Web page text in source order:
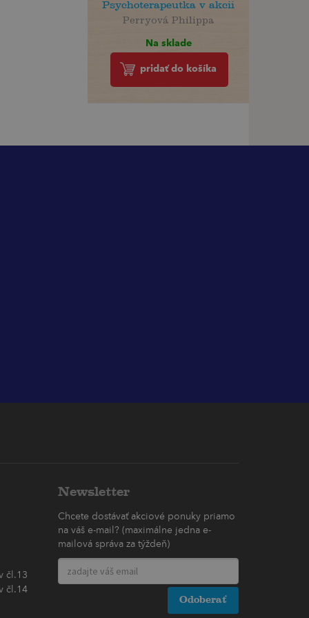
Psychoterapeutka v akcii
Perryová Philippa
Na sklade
pridať do košíka
čl.13
čl.14
Newsletter
Chcete dostávať akciové ponuky priamo
na váš e-mail? (maximálne jedna e-
mailová správa za týždeň)
Odoberať